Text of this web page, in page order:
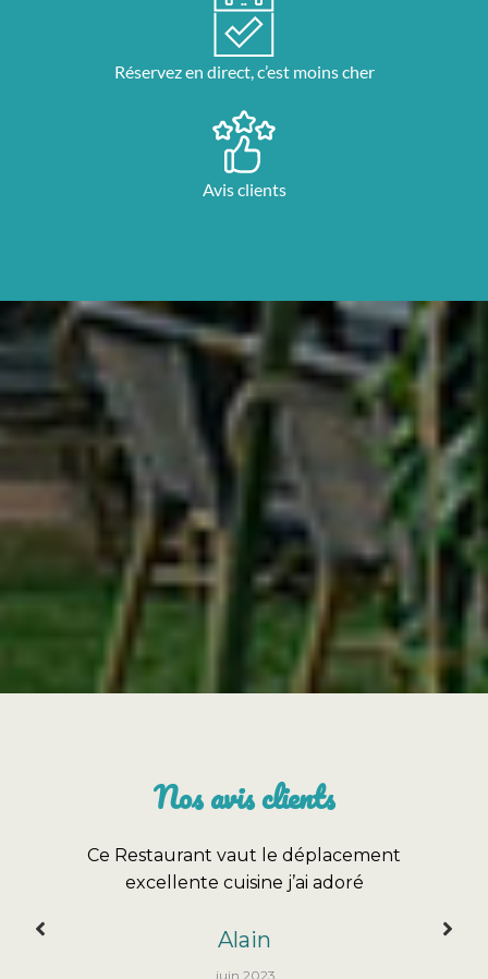
Réservez en direct, c’est moins cher
Avis clients
Nos avis clients
Tout notre séjour de 4 jours a